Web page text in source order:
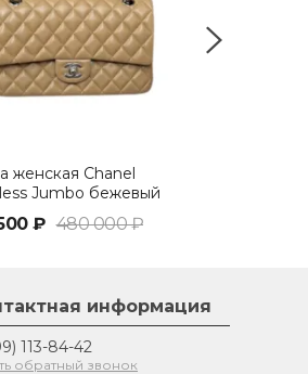
женская Chanel
Jumbo бежевый
₽ 480 000 ₽
информация
113-84-42
обратный звонок